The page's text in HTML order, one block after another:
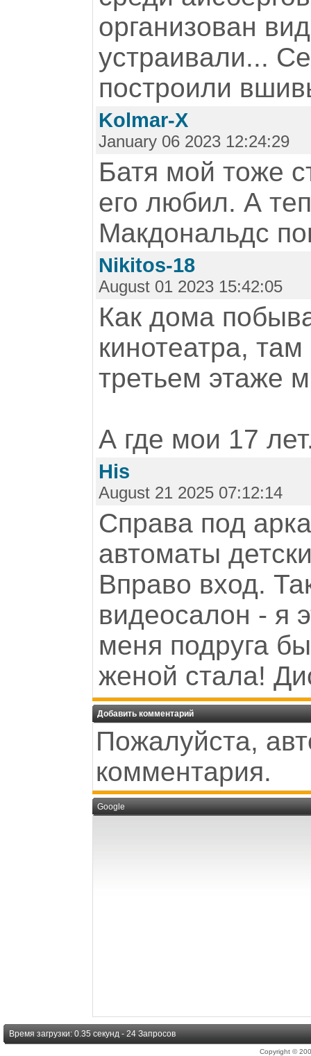
организован
устраивали...
построили
Kolmar-X
January 06 2023 12:24:29
Батя мой тоже
его любил. А
Макдональдс
Nikitos-18
August 01 2023 15:42:05
Как дома
кинотеатра,
третьем этаже
А где мои 17
His
August 21 2025 07:12:14
Справа под
автоматы
Вправо вход.
видеосалон - я
меня подруга
женой стала!
Добавить комментарий
Пожалуйста,
комментария.
Google
Время загрузки: 0.35 секунд - 24 Запросов
Copyright ©